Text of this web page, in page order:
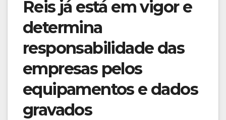
Reis já está em vigor e
determina
responsabilidade das
empresas pelos
equipamentos e dados
gravados